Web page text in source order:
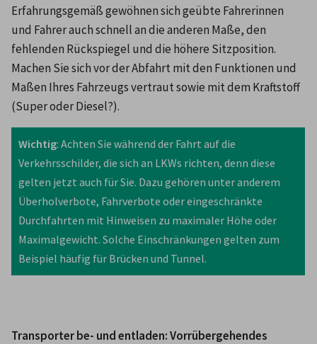
Erfahrungsgemäß gewöhnen sich geübte Fahrerinnen
und Fahrer auch schnell an die anderen Maße, den
fehlenden Rückspiegel und die höhere Sitzposition.
Machen Sie sich vor der Abfahrt mit den Funktionen und
Maßen Ihres Fahrzeugs vertraut sowie mit dem Kraftstoff
(Super oder Diesel?).
Wichtig: Achten Sie während der Fahrt auf die
Verkehrsschilder, die sich an LKWs richten, denn diese
gelten jetzt auch für Sie. Dazu gehören unter anderem
Überholverbote, Fahrverbote oder eingeschränkte
Durchfahrten mit Hinweisen zu maximaler Höhe oder
Maximalgewicht. Solche Einschränkungen gelten zum
Beispiel häufig für Brücken und Tunnel.
Transporter be- und entladen: Vorrübergehendes